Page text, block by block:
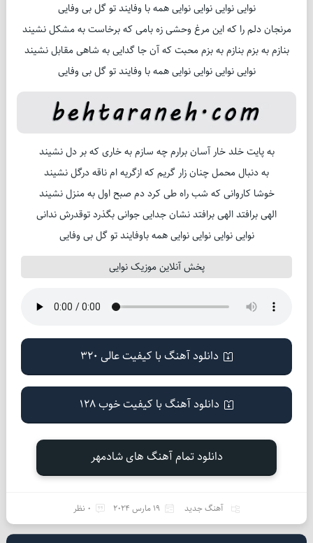
نوایی نوایی نوایی نوایی همه با وفایند تو گل بی وفایی
مرنجان دلم را که این مرغ وحشی زه بامی که برخاست به مشکل نشیند
بنازم به بزم بنازم به بزم محبت که آن جا گدایی به شاهی مقابل نشیند
نوایی نوایی نوایی نوایی همه با وفایند تو گل بی وفایی
به پایت خلد خار آسان برارم چه سازم به خاری که بر دل نشیند
به دنبال محمل چنان زار گریم که ازگریه ام ناقه درگل نشیند
خوشا کاروانی که شب راه طی کرد دم صبح اول به منزل نشیند
الهی برافتد الهی برافتد نشان جدایی جوانی بگذرد توقدرش ندانی
نوایی نوایی نوایی نوایی همه باوفایند تو گل بی وفایی
پخش آنلاین موزیک نوایی
دانلود آهنگ با کیفیت عالی 320
دانلود آهنگ با کیفیت خوب 128
دانلود تمام آهنگ های شادمهر
آهنگ جدید 19 مارس 2024 0 نظر